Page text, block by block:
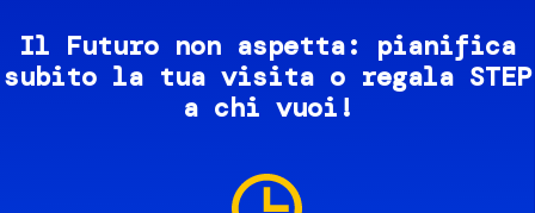
Il Futuro non aspetta: pianifica
subito la tua visita o regala STEP
a chi vuoi!